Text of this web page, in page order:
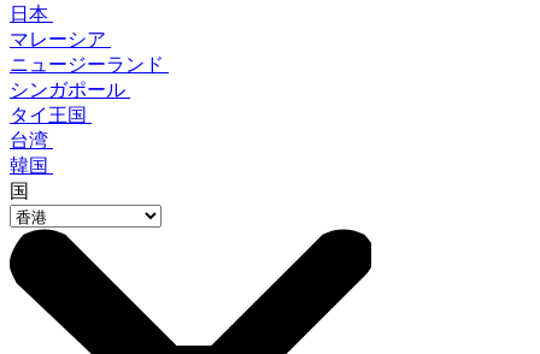
日本
マレーシア
ニュージーランド
シンガポール
タイ王国
台湾
韓国
国